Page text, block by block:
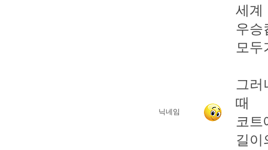
닉네임
세계
우승
모
그
때
코
길이